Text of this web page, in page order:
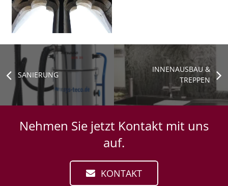
SANIERUNG
INNENAUSBAU &
TREPPEN
Nehmen Sie jetzt Kontakt mit uns
auf.
KONTAKT